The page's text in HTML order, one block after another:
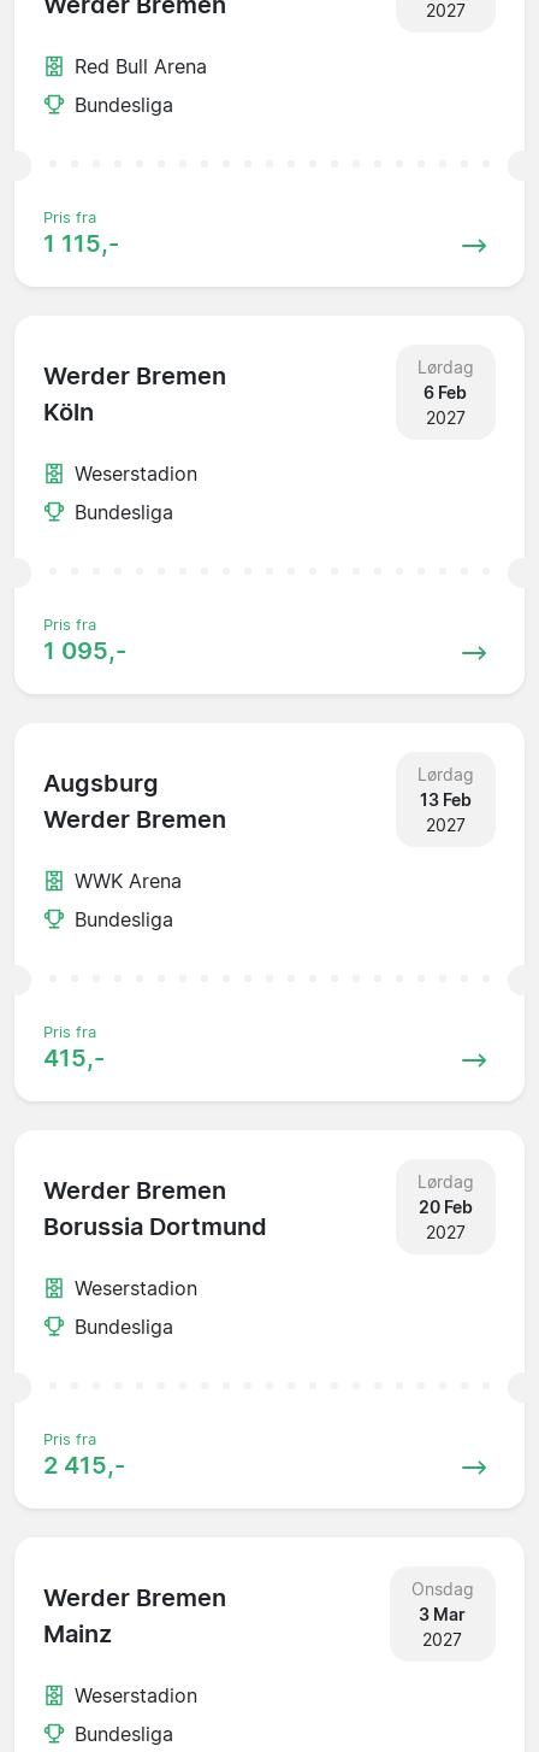
2027
Red Bull Arena
Bundesliga
Pris fra
1 115,-
Werder Bremen
Köln
Lørdag
6 Feb
2027
Weserstadion
Bundesliga
Pris fra
1 095,-
Augsburg
Werder Bremen
Lørdag
13 Feb
2027
WWK Arena
Bundesliga
Pris fra
415,-
Werder Bremen
Borussia Dortmund
Lørdag
20 Feb
2027
Weserstadion
Bundesliga
Pris fra
2 415,-
Werder Bremen
Mainz
Onsdag
3 Mar
2027
Weserstadion
Bundesliga